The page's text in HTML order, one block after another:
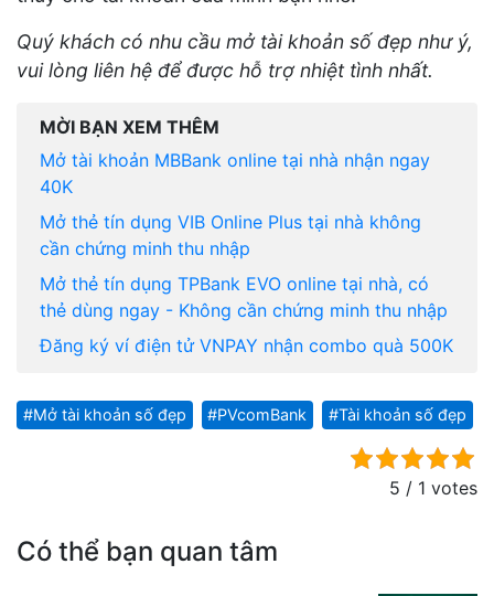
Quý khách có nhu cầu mở tài khoản số đẹp như ý,
vui lòng liên hệ để được hỗ trợ nhiệt tình nhất.
MỜI BẠN XEM THÊM
Mở tài khoản MBBank online tại nhà nhận ngay
40K
Mở thẻ tín dụng VIB Online Plus tại nhà không
cần chứng minh thu nhập
Mở thẻ tín dụng TPBank EVO online tại nhà, có
thẻ dùng ngay - Không cần chứng minh thu nhập
Đăng ký ví điện tử VNPAY nhận combo quà 500K
Mở tài khoản số đẹp PVcomBank Tài khoản số đẹp
5 / 1 votes
Có thể bạn quan tâm